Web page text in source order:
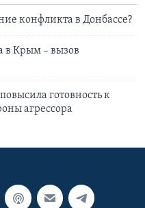
конфликта в Донбассе?
в Крым – вызов
готовность к
агрессора